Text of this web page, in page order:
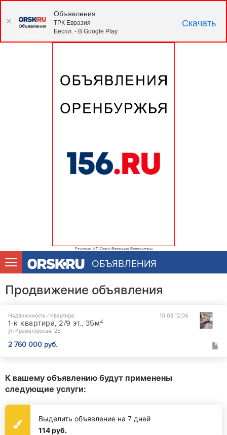
Реклама. ИП Савин Владимир Валерьевич
ОБЪЯВЛЕНИЯ
Продвижение объявления
10.08 12:06
Недвижимость / Квартира,
1-к квартира, 2/9 эт., 35м2
ул Краматорская, 2Б
2 760 000 руб.
К вашему объявлению будут применены
следующие услуги:
Выделить объявление на 7 дней
114 руб.
Объявления
ТРК Евразия
Беспл. - В Google Play
Скачать